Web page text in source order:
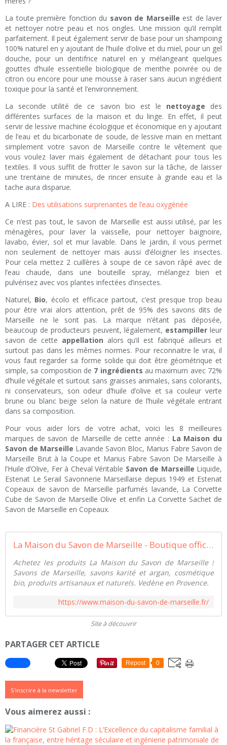
La toute première fonction du savon de Marseille est de laver
et nettoyer notre peau et nos ongles. Une mission qu’il remplit
parfaitement. Il peut également servir de base pour un shampoing
100% naturel en y ajoutant de l’huile d’olive et du miel, pour un gel
douche, pour un dentifrice naturel en y mélangeant quelques
gouttes d’huile essentielle biologique de menthe poivrée ou de
citron ou encore pour une mousse à raser sans aucun ingrédient
toxique pour la santé et l’environnement.
La seconde utilité de ce savon bio est le nettoyage des
différentes surfaces de la maison et du linge. En effet, il peut
servir de lessive machine écologique et économique en y ajoutant
de l’eau et du bicarbonate de soude, de lessive main en mettant
simplement votre savon de Marseille contre le vêtement que
vous voulez laver mais également de détachant pour tous les
textiles. Il vous suffit de frotter le savon sur la tâche, de laisser
une trentaine de minutes, de rincer ensuite à grande eau et la
tache aura disparue.
A LIRE : Des utilisations surprenantes de l’eau oxygénée
Ce n’est pas tout, le savon de Marseille est aussi utilisé, par les
ménagères, pour laver la vaisselle, pour nettoyer baignoire,
lavabo, évier, sol et mur lavable. Dans le jardin, il vous permet
non seulement de nettoyer mais aussi d’éloigner les insectes.
Pour cela mettez 2 cuillères à soupe de ce savon râpé avec de
l’eau chaude, dans une bouteille spray, mélangez bien et
pulvérisez avec vos plantes infectées d’insectes.
Naturel, Bio, écolo et efficace partout, c’est presque trop beau
pour être vrai alors attention, prêt de 95% des savons dits de
Marseille ne le sont pas. La marque n’étant pas déposée,
beaucoup de producteurs peuvent, légalement, estampillerleur
savon de cette appellation alors qu’il est fabriqué ailleurs et
surtout pas dans les mêmes normes. Pour reconnaitre le vrai, il
vous faut regarder sa forme solide qui doit être géométrique et
simple, sa composition de 7 ingrédients au maximum avec 72%
d’huile végétale et surtout sans graisses animales, sans colorants,
ni conservateurs, son odeur d’huile d’olive et sa couleur verte
brune ou blanc beige selon la nature de l’huile végétale entrant
dans sa composition.
Pour vous aider lors de votre achat, voici les 8 meilleures
marques de savon de Marseille de cette année : La Maison du
Savon de Marseille Lavande Savon Bloc, Marius Fabre Savon de
Marseille Brut à la Coupe et Marius Fabre Savon De Marseille à
l’Huile d’Olive, Fer à Cheval Véritable Savon de Marseille Liquide,
Estenat Le Serail Savonnerie Marseillaise depuis 1949 et Estenat
Copeaux de savon de Marseille parfumés lavande, La Corvette
Cube de Savon de Marseille Olive et enfin La Corvette Sachet de
Savon de Marseille en Copeaux.
La Maison du Savon de Marseille - Boutique officielle
Achetez les produits La Maison du Savon de Marseille !
Savons de Marseille, savons karité et argan, cosmétique
bio, produits artisanaux et naturels. Vedène en Provence.
https://www.maison-du-savon-de-marseille.fr/
Site à découvrir
PARTAGER CET ARTICLE
Repost 0
S'inscrire à la newsletter
Vous aimerez aussi :